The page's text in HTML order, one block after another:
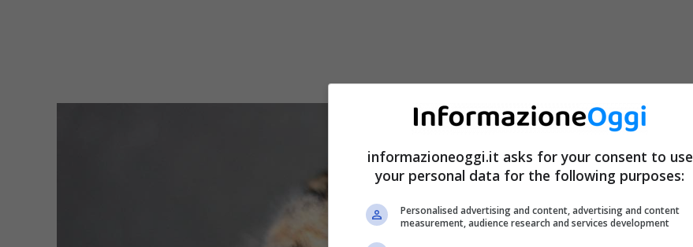
informazioneoggi.it asks for your consent to use
your personal data for the following purposes:
Personalised advertising and content, advertising and content
measurement, audience research and services development